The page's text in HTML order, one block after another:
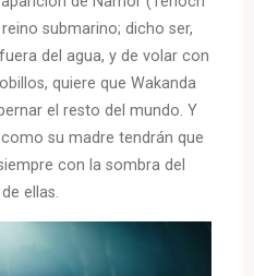
submarino; dicho ser,
del agua, y de volar con
quiere que Wakanda
el resto del mundo. Y
su madre tendrán que
con la sombra del
ellas.